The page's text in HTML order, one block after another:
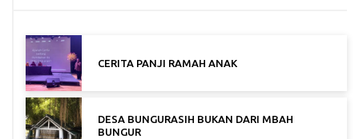
CERITA PANJI RAMAH ANAK
DESA BUNGURASIH BUKAN DARI MBAH
BUNGUR